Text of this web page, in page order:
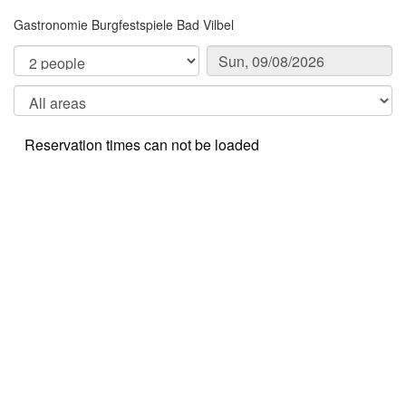
Gastronomie Burgfestspiele Bad Vilbel
Reservation times can not be loaded